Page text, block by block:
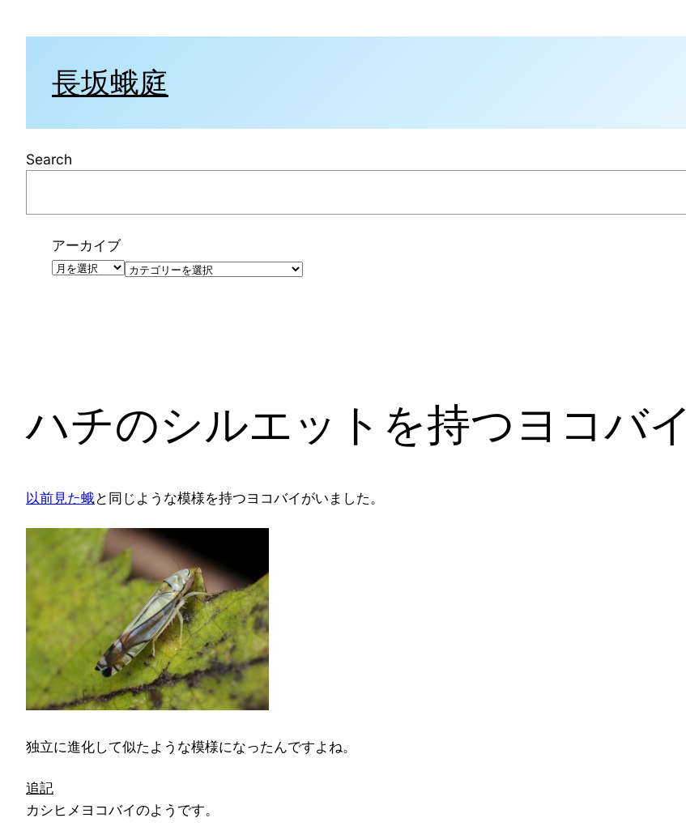
長坂蛾庭
Search
アーカイブ
カ
ハチのシルエットを持つヨコバイ
以前見た蛾と同じような模様を持つヨコバイがいました。
独立に進化して似たような模様になったんですよね。
追記
カシヒメヨコバイのようです。